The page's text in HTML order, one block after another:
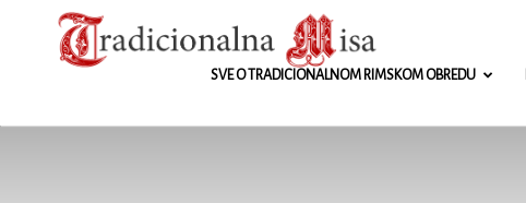
SVE O TRADICIONALNOM RIMSKOM OBREDU